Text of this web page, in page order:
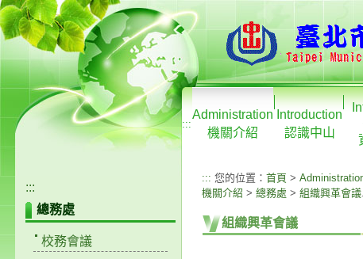
:::
Administration
機關介紹
Introduction
認識中山
:::
總務處
校務會議
::: 您的位置： 首頁 >
機關介紹 > 總務處 > 組織興革會議.
組織興革會議